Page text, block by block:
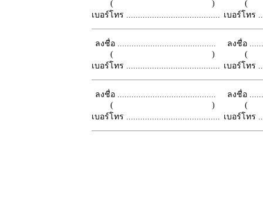
( )
เบอร์โทร ........................................ เบอร์โทร
ลงชื่อ ..........................................
( )
เบอร์โทร ........................................
ลงชื่อ
เบอร์โทร
ลงชื่อ ..........................................
( )
เบอร์โทร ........................................
ลงชื่อ
เบอร์โทร